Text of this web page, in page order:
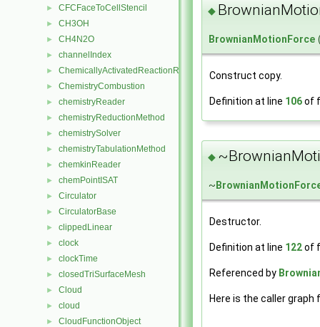
► CFCFaceToCellStencil
► CH3OH
► CH4N2O
► channelIndex
► ChemicallyActivatedReactionRate
► ChemistryCombustion
► chemistryReader
► chemistryReductionMethod
► chemistrySolver
► chemistryTabulationMethod
► chemkinReader
► chemPointISAT
► Circulator
► CirculatorBase
► clippedLinear
► clock
► clockTime
► closedTriSurfaceMesh
► Cloud
► cloud
► CloudFunctionObject
◆
BrownianMotionForce
Construct copy.
Definition at line 106of
◆
~
Destructor.
Definition at line 122of
Referenced by
Here is the caller